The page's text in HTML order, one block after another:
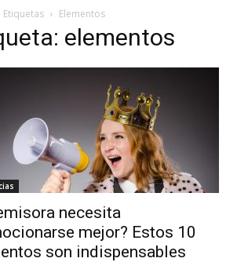
Etiquetas Elementos
elementos
necesita
mejor? Estos 10
son indispensables